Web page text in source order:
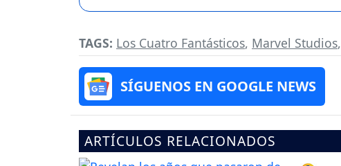
TAGS: Los Cuatro Fantásticos, Marvel Studios,
SÍGUENOS EN GOOGLE NEWS
ARTÍCULOS RELACIONADOS